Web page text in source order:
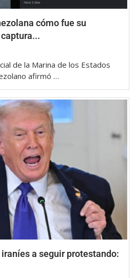
cómo fue su
de la Marina de los Estados
afirmó …
a seguir protestando: